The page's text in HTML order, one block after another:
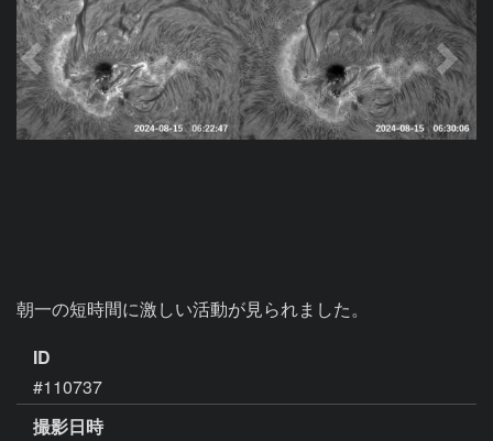
朝一の短時間に激しい活動が見られました。
ID
#110737
撮影日時